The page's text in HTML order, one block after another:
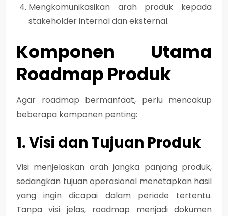
Mengkomunikasikan arah produk kepada
stakeholder internal dan eksternal.
Komponen Utama
Roadmap Produk
Agar roadmap bermanfaat, perlu mencakup
beberapa komponen penting:
1. Visi dan Tujuan Produk
Visi menjelaskan arah jangka panjang produk,
sedangkan tujuan operasional menetapkan hasil
yang ingin dicapai dalam periode tertentu.
Tanpa visi jelas, roadmap menjadi dokumen